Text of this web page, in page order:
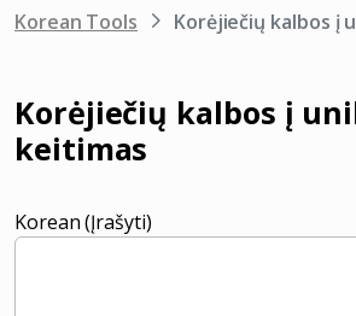
Korean Tools Korėjiečių kalbos į
Korėjiečių kalbos į
keitimas
Korean (Įrašyti)